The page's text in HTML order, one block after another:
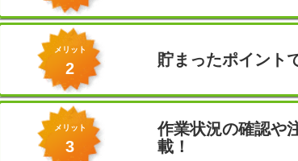
メリット
2 貯まったポイント
メリット
3
作業状況の確認や
載！